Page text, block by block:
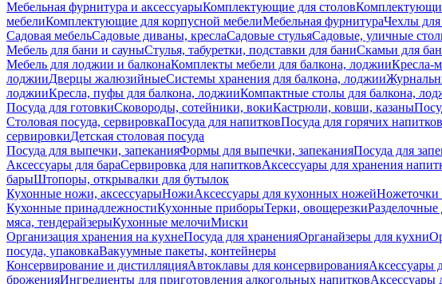
Мебельная фурнитура и аксессуарыКомплектующие для столов
мебелиКомплектующие для корпусной мебелиМебельная фурнитураЧехлы
Садовая мебельСадовые диваны, креслаСадовые стульяСадовые, уличные
Мебель для бани и сауныСтулья, табуретки, подставки для баниСкамьи для
Мебель для лоджии и балконаКомплекты мебели для балкона, лоджииКресла-
лоджииДверцы жалюзийныеСистемы хранения для балкона, лоджии
лоджииКресла, пуфы для балкона, лоджииКомпактные столы для балкона,
Посуда для готовкиСковороды, сотейники, вокиКастрюли, ковши, казаны
Столовая посуда, сервировкаПосуда для напитковПосуда для горячих напитков
сервировкиДетская столовая посуда
Посуда для выпечки, запеканияФормы для выпечки, запеканияПосуда для
Аксессуары для бараСервировка для напитковАксессуары для хранения
барыШтопоры, открывалки для бутылок
Кухонные ножи, аксессуарыНожиАксессуары для кухонных ножейНожеточки
Кухонные принадлежностиКухонные приборыТерки, овощерезкиРазделочные
мяса, тендерайзерыКухонные мелочиМиски
Организация хранения на кухнеПосуда для храненияОрганайзеры для кухни
посуда, упаковкаВакуумные пакеты, контейнеры
Консервирование и дистилляцияАвтоклавы для консервированияАксессуары
броженияИнгредиенты для приготовления алкогольных напитковАксессуары